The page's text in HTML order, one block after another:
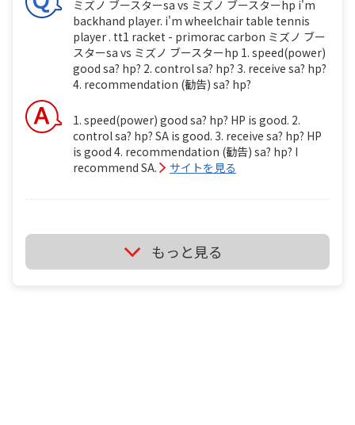
ミズノ ブースターsa vs ミズノ ブースターhp i'm
backhand player. i'm wheelchair table tennis
player . tt1 racket - primorac carbon ミズノ ブー
スターsa vs ミズノ ブースターhp 1. speed(power)
good sa? hp? 2. control sa? hp? 3. receive sa? hp?
4. recommendation (勧告) sa? hp?
1. speed(power) good sa? hp? HP is good. 2.
control sa? hp? SA is good. 3. receive sa? hp? HP
is good 4. recommendation (勧告) sa? hp? I
recommend SA.
サイトを見る
ミズノ ブースターsa vs ミズノ ブースターhp i'm
backhand player. i'm wheelchair table tennis
player . tt1 ミズノ ブースターsa vs ミズノ ブースタ
もっと見る